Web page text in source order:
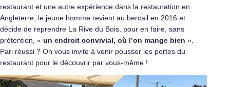
restaurant et une autre expérience dans la restauration en
Angleterre, le jeune homme revient au bercail en 2016 et
décide de reprendre La Rive du Bois, pour en faire, sans
prétention, « un endroit convivial, où l’on mange bien ».
Pari réussi ? On vous invite à venir pousser les portes du
restaurant pour le découvrir par vous-même !